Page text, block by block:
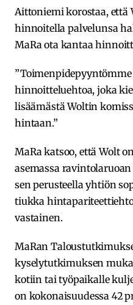
Aittoniemi korostaa, että
hinnoitella palvelunsa
MaRa ota kantaa
hinnoitteluehtoa, joka
lisäämästä Woltin
hintaan.”
MaRa katsoo, että Wolt
asemassa
sen perusteella yhtiön
tiukka
vastainen.
MaRan
kyselytutkimuksen
kotiin tai työpaikalle
on kokonaisuudessa 42